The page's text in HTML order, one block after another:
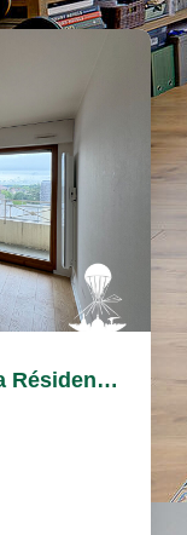
T2 non meublé à louer dans la Résidence Services Séniors...